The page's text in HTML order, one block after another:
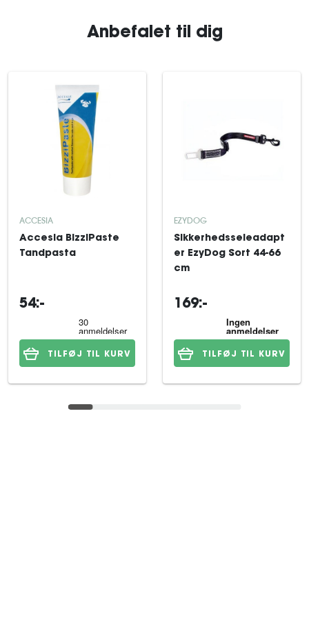
Anbefalet til dig
ACCESIA
Accesia BizziPaste
Tandpasta
54:-
TILFØJ TIL KURV
EZYDOG
Sikkerhedsseleadapt
er EzyDog Sort 44-66
cm
169:-
TILFØJ TIL KURV